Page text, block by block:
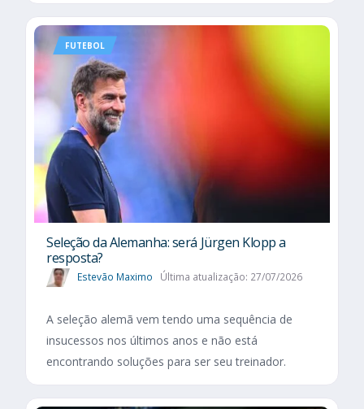
FUTEBOL
Seleção da Alemanha: será Jürgen Klopp a
resposta?
Estevão Maximo Última atualização: 27/07/2026
A seleção alemã vem tendo uma sequência de
insucessos nos últimos anos e não está
encontrando soluções para ser seu treinador.